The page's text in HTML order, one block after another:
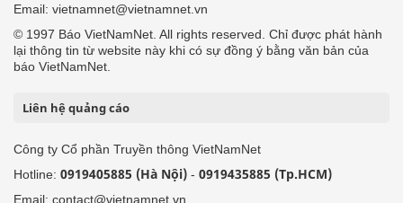
Email: vietnamnet@vietnamnet.vn
© 1997 Báo VietNamNet. All rights reserved. Chỉ được phát hành
lại thông tin từ website này khi có sự đồng ý bằng văn bản của
báo VietNamNet.
Liên hệ quảng cáo
Công ty Cổ phần Truyền thông VietNamNet
Hotline: 0919405885 (Hà Nội) - 0919435885 (Tp.HCM)
Email: contact@vietnamnet.vn